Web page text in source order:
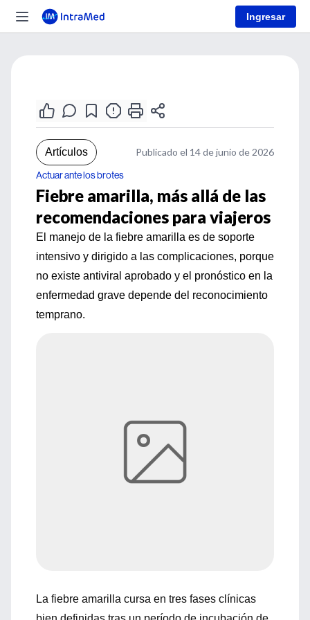
Ingresar
Artículos Publicado el 14 de junio de 2026
Actuar ante los brotes
Fiebre amarilla, más allá de las
recomendaciones para viajeros
El manejo de la fiebre amarilla es de soporte
intensivo y dirigido a las complicaciones, porque
no existe antiviral aprobado y el pronóstico en la
enfermedad grave depende del reconocimiento
temprano.
La fiebre amarilla cursa en tres fases clínicas